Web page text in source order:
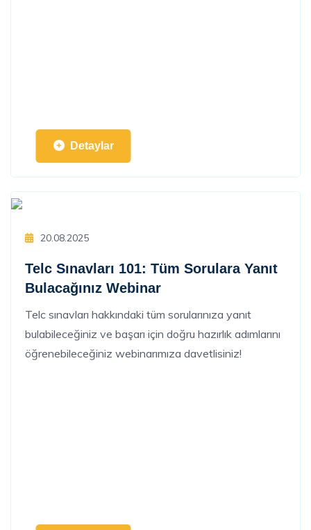
Detaylar
20.08.2025
Telc Sınavları 101: Tüm Sorulara Yanıt
Bulacağınız Webinar
Telc sınavları hakkındaki tüm sorularınıza yanıt
bulabileceğiniz ve başarı için doğru hazırlık adımlarını
öğrenebileceğiniz webinarımıza davetlisiniz!